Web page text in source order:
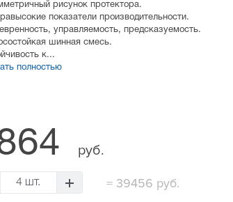
рисунок протектора.
показатели производительности.
управляемость, предсказуемость.
шинная смесь.
к...
полностью
руб.
4 шт. =39456 руб.